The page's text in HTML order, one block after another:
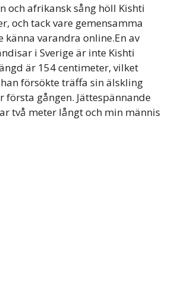
och afrikansk sång höll Kishti
och tack vare gemensamma
känna varandra online.En av
i Sverige är inte Kishti
är 154 centimeter, vilket
försökte träffa sin älskling
första gången. Jättespännande
två meter långt och min männis